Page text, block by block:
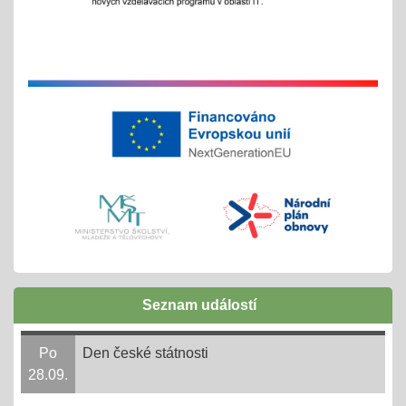
tradiční červnové akce
inovativní vzdělávání
Buďme EKO, buďme FAJN
inov. vzdělávání Šablony II OPJAK
celoškolní projekt
Zápisy do ZŠ pro školní rok 2025/2026
1. - 30. 4. + následně do 31. 8. 2025
online 1. - 11. 4. 2025
Seznam událostí
Po
28.09.
Den české státnosti